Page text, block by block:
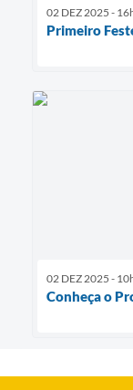
02 DEZ 2025 -
Primeiro
02 DEZ 2025 -
Conheça o